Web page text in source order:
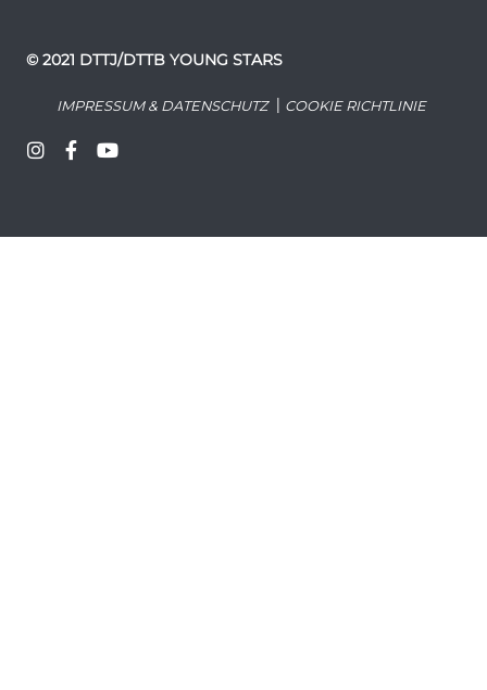
© 2021 DTTJ/DTTB YOUNG STARS
IMPRESSUM & DATENSCHUTZ| COOKIE RICHTLINIE